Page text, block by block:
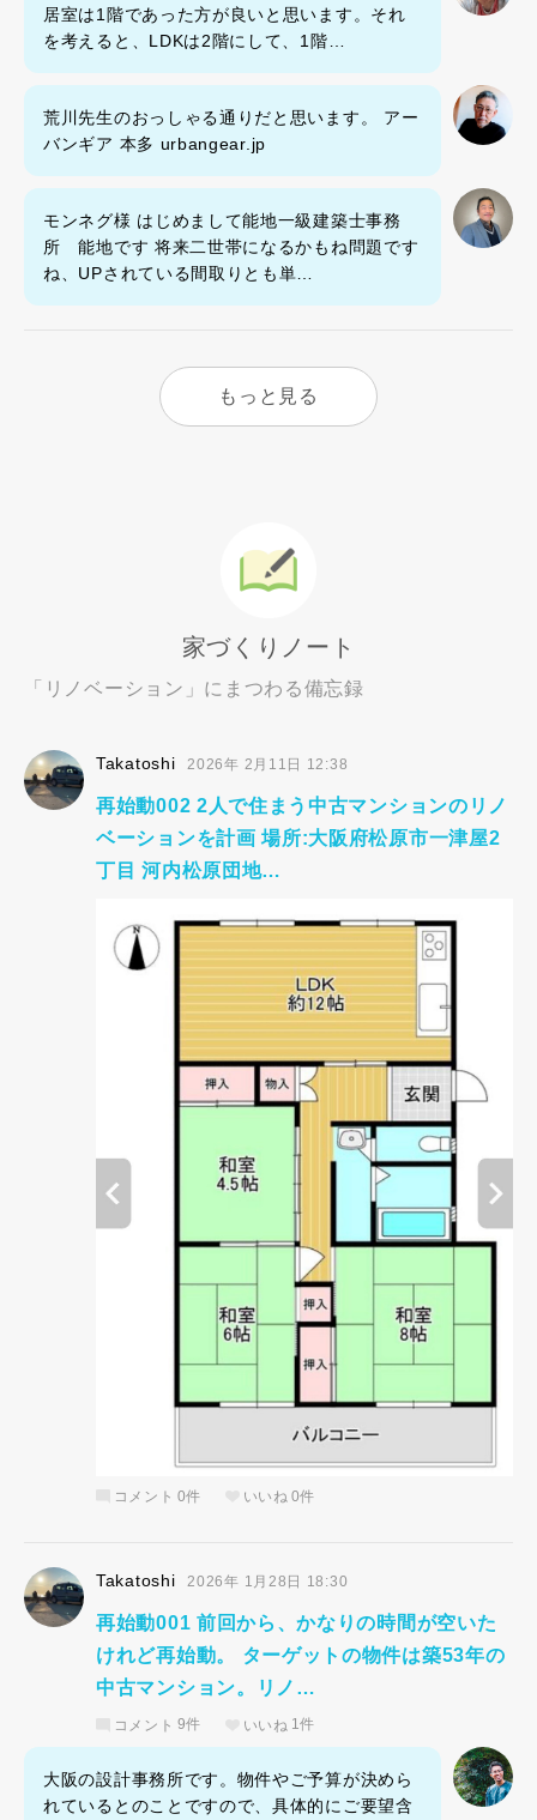
居室は1階であった方が良いと思います。それ
を考えると、LDKは2階にして、1階…
荒川先生のおっしゃる通りだと思います。 アー
バンギア 本多 urbangear.jp
モンネグ様 はじめまして能地一級建築士事務
所 能地です 将来二世帯になるかもね問題です
ね、UPされている間取りとも単…
もっと見る
家づくりノート
「リノベーション」にまつわる備忘録
Takatoshi 2026年 2月11日 12:38
再始動002 2人で住まう中古マンションのリノ
ベーションを計画 場所:大阪府松原市一津屋2
丁目 河内松原団地…
コメント 0件 いいね 0件
Takatoshi 2026年 1月28日 18:30
再始動001 前回から、かなりの時間が空いた
けれど再始動。 ターゲットの物件は築53年の
中古マンション。リノ…
コメント 9件 いいね 1件
大阪の設計事務所です。物件やご予算が決めら
れているとのことですので、具体的にご要望含